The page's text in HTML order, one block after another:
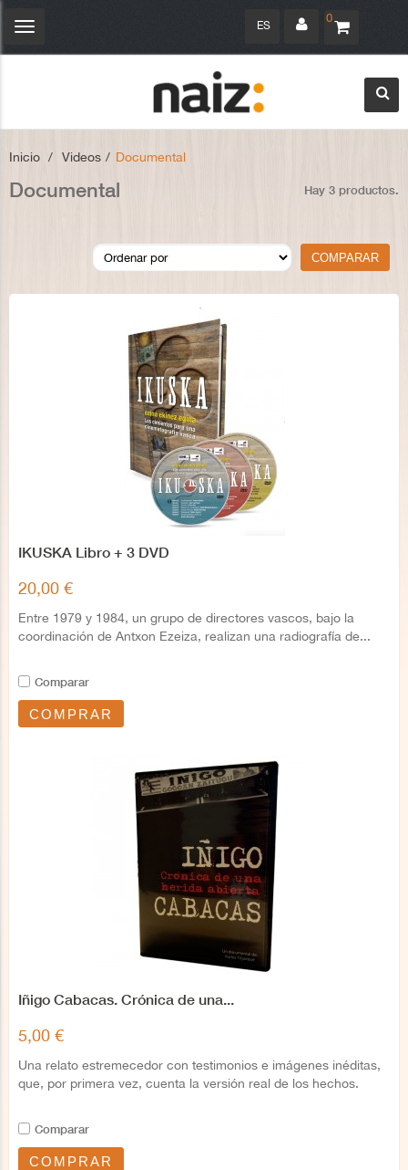
0
ES
Navegación
Inicio > Videos > Documental
Documental Hay 3 productos.
IKUSKA Libro + 3 DVD
20,00 €
Entre 1979 y 1984, un grupo de directores vascos, bajo la
coordinación de Antxon Ezeiza, realizan una radiografía de...
Comparar
COMPRAR
Iñigo Cabacas. Crónica de una...
5,00 €
Una relato estremecedor con testimonios e imágenes inéditas,
que, por primera vez, cuenta la versión real de los hechos.
Comparar
COMPRAR